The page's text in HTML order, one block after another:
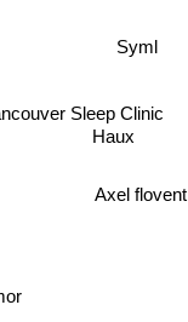
Sleep Clinic
Haux
Syml
Axel flovent